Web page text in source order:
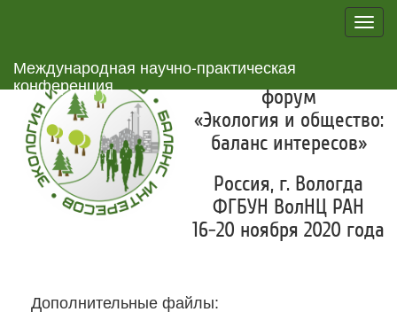
Международная научно-практическая
конференция
I Российский научный
форум
«Экология и общество:
баланс интересов»
Россия, г. Вологда
ФГБУН ВолНЦ РАН
16-20 ноября 2020 года
Дополнительные файлы: